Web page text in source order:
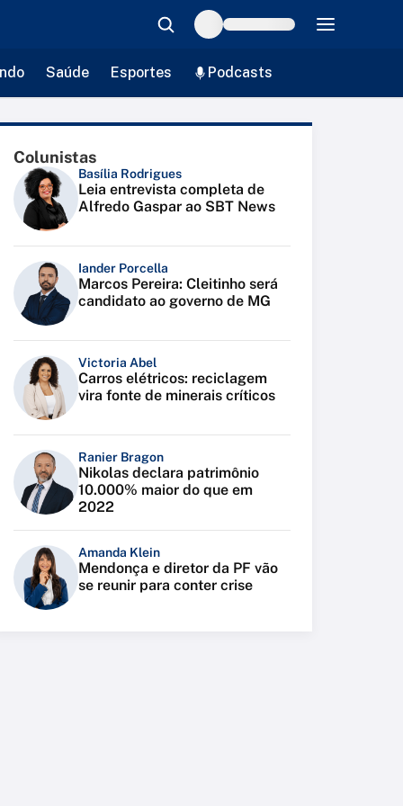
Saúde Esportes Podcasts
Colunistas
Basília Rodrigues
Leia entrevista completa de
Alfredo Gaspar ao SBT News
Iander Porcella
Marcos Pereira: Cleitinho será
candidato ao governo de MG
Victoria Abel
Carros elétricos: reciclagem
vira fonte de minerais críticos
Ranier Bragon
Nikolas declara patrimônio
10.000% maior do que em
2022
Amanda Klein
Mendonça e diretor da PF vão
se reunir para conter crise